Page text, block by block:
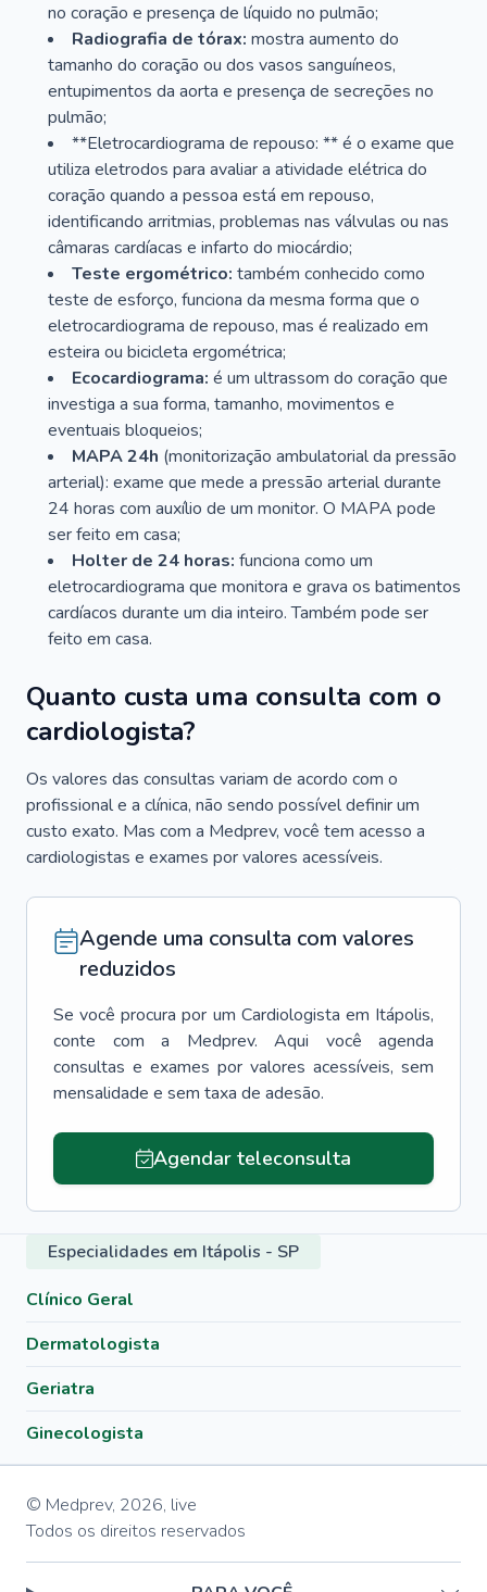
no coração e presença de líquido no pulmão;
Radiografia de tórax: mostra aumento do
tamanho do coração ou dos vasos sanguíneos,
entupimentos da aorta e presença de secreções no
pulmão;
**Eletrocardiograma de repouso: ** é o exame que
utiliza eletrodos para avaliar a atividade elétrica do
coração quando a pessoa está em repouso,
identificando arritmias, problemas nas válvulas ou nas
câmaras cardíacas e infarto do miocárdio;
Teste ergométrico: também conhecido como
teste de esforço, funciona da mesma forma que o
eletrocardiograma de repouso, mas é realizado em
esteira ou bicicleta ergométrica;
Ecocardiograma: é um ultrassom do coração que
investiga a sua forma, tamanho, movimentos e
eventuais bloqueios;
MAPA 24h (monitorização ambulatorial da pressão
arterial): exame que mede a pressão arterial durante
24 horas com auxílio de um monitor. O MAPA pode
ser feito em casa;
Holter de 24 horas: funciona como um
eletrocardiograma que monitora e grava os batimentos
cardíacos durante um dia inteiro. Também pode ser
feito em casa.
Quanto custa uma consulta com o
cardiologista?
Os valores das consultas variam de acordo com o
profissional e a clínica, não sendo possível definir um
custo exato. Mas com a Medprev, você tem acesso a
cardiologistas e exames por valores acessíveis.
Agende uma consulta com valores
reduzidos
Se você procura por um Cardiologista em Itápolis,
conte com a Medprev. Aqui você agenda
consultas e exames por valores acessíveis, sem
mensalidade e sem taxa de adesão.
Agendar teleconsulta
Especialidades em Itápolis - SP
Clínico Geral
Dermatologista
Geriatra
Ginecologista
© Medprev, 2026, live
Todos os direitos reservados